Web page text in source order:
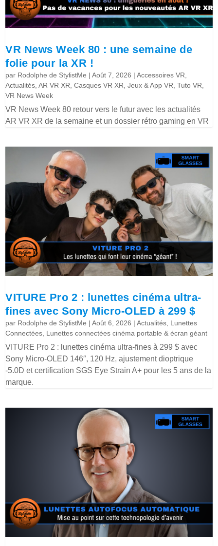
VR News Week 80 : une semaine de
folie pour la XR !
par Rodolphe de StylistMe |Août 7, 2026 |Accessoires VR
Actualités ,AR VR XR ,Casques VR XR ,Jeux & App VR ,Tuto VR
VR News Week
VR News Week 80 retour vers le futur avec les actualités
AR VR XR de la semaine et un dossier rétro gaming en VR
VITURE Pro 2 : lunettes cinéma ultra-
fines avec Sony Micro-OLED à 299 $
par Rodolphe de StylistMe |Août 6, 2026 |Actualités Lunettes
Connectées Lunettes connectées cinéma portable & écran géant
VITURE Pro 2 : lunettes cinéma ultra-fines à 299 $ avec
Sony Micro-OLED 146″, 120 Hz, ajustement dioptrique
-5.0D et certification SGS Eye Strain A+ pour les 5 ans de la
marque.